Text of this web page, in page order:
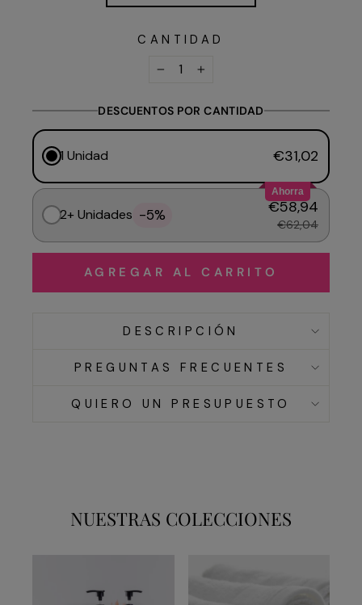
CANTIDAD
DESCUENTOS POR CANTIDAD
1 Unidad €31,02
Ahorra
2+ Unidades -5% €58,94
€62,04
AGREGAR AL CARRITO
DESCRIPCIÓN
PREGUNTAS FRECUENTES
QUIERO UN PRESUPUESTO
NUESTRAS COLECCIONES